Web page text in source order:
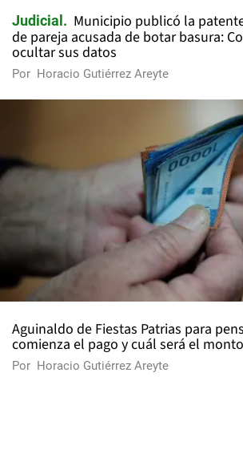
Judicial
Municipio publicó la
de pareja acusada de botar basura:
ocultar sus datos
Por Horacio Gutiérrez Areyte
Aguinaldo de Fiestas Patrias para
comienza el pago y cuál será el
Por Horacio Gutiérrez Areyte